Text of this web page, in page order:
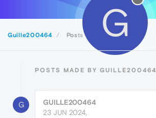
Guille200464 Posts G
POSTS MADE BY GUILLE200464
G
GUILLE200464
23 JUN 2024,